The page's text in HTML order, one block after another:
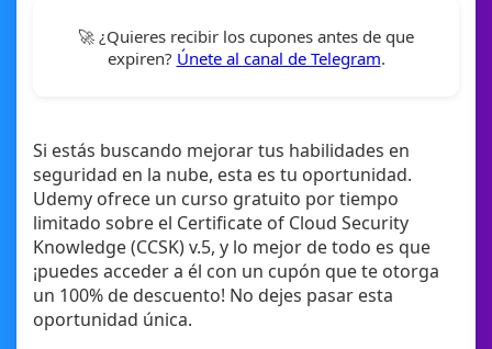
🚀 ¿Quieres recibir los cupones antes de que
expiren? Únete al canal de Telegram.
Si estás buscando mejorar tus habilidades en
seguridad en la nube, esta es tu oportunidad.
Udemy ofrece un curso gratuito por tiempo
limitado sobre el Certificate of Cloud Security
Knowledge (CCSK) v.5, y lo mejor de todo es que
¡puedes acceder a él con un cupón que te otorga
un 100% de descuento! No dejes pasar esta
oportunidad única.